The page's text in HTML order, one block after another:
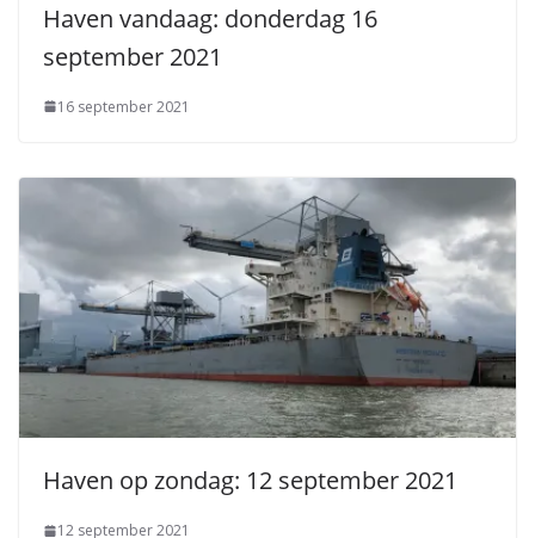
Haven vandaag: donderdag 16
september 2021
16 september 2021
Haven op zondag: 12 september 2021
12 september 2021